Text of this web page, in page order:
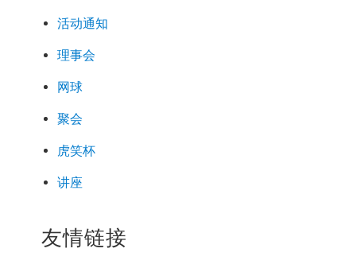
活动通知
理事会
网球
聚会
虎笑杯
讲座
友情链接